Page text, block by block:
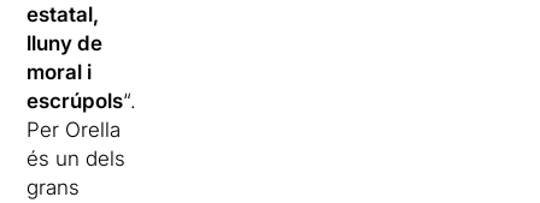
estatal,
lluny de
moral i
escrúpols“.
Per Orella
és un dels
grans